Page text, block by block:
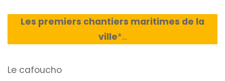
Les premiers chantiers maritimes de la
ville*…
Le cafoucho